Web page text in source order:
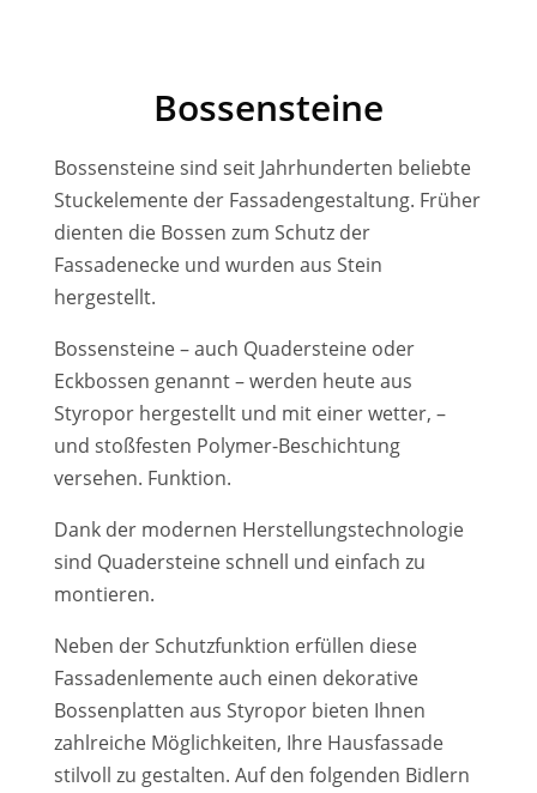
Bossensteine
Bossensteine sind seit Jahrhunderten beliebte
Stuckelemente der Fassadengestaltung. Früher
dienten die Bossen zum Schutz der
Fassadenecke und wurden aus Stein
hergestellt.
Bossensteine – auch Quadersteine oder
Eckbossen genannt – werden heute aus
Styropor hergestellt und mit einer wetter, –
und stoßfesten Polymer-Beschichtung
versehen. Funktion.
Dank der modernen Herstellungstechnologie
sind Quadersteine schnell und einfach zu
montieren.
Neben der Schutzfunktion erfüllen diese
Fassadenlemente auch einen dekorative
Bossenplatten aus Styropor bieten Ihnen
zahlreiche Möglichkeiten, Ihre Hausfassade
stilvoll zu gestalten. Auf den folgenden Bidlern